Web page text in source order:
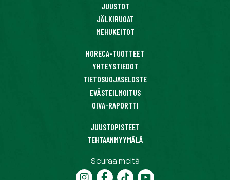
JUUSTOT
JÄLKIRUOAT
MEHUKEITOT
HORECA-TUOTTEET
YHTEYSTIEDOT
TIETOSUOJASELOSTE
EVÄSTEILMOITUS
OIVA-RAPORTTI
JUUSTOPISTEET
TEHTAANMYYMÄLÄ
Seuraa meitä